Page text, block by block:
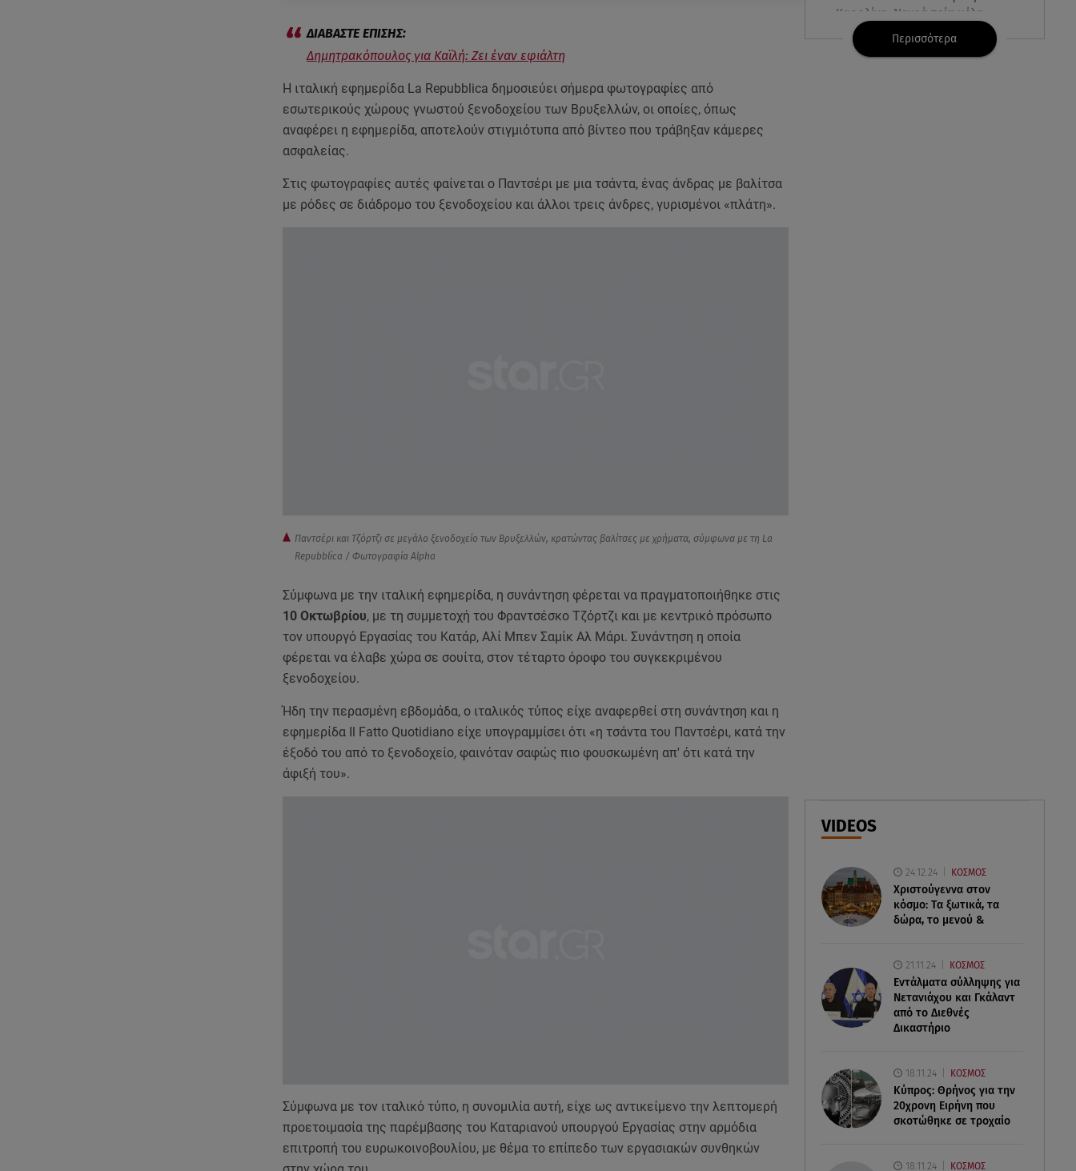
Καρολίνα: Νεκρά τρία μέλη
οικογένειας
05.08.26 , 20:39
Σύγκρουση ελικοπτέρων: Αυτός
είναι ο Έλληνας χειριστής που
05.08.26 , 20:36
Πόσο καιρό παίρνει σε ένα
δάσος να πρασινίσει ξανά μετά
Περισσότερα
VIDEOS
24.12.24 ΚΟΣΜΟΣ
Χριστούγεννα στον
κόσμο: Tα ξωτικά, τα
δώρα, το μενού &
21.11.24 ΚΟΣΜΟΣ
Εντάλματα σύλληψης για
Νετανιάχου και Γκάλαντ
από το Διεθνές
Δικαστήριο
18.11.24 ΚΟΣΜΟΣ
Κύπρος: Θρήνος για την
20χρονη Ειρήνη που
σκοτώθηκε σε τροχαίο
18.11.24 ΚΟΣΜΟΣ
Δημητρακόπουλος για Καϊλή: Ζει έναν εφιάλτη
Η ιταλική εφημερίδα La Repubblica δημοσιεύει σήμερα φωτογραφίες από
εσωτερικούς χώρους γνωστού ξενοδοχείου των Βρυξελλών, οι οποίες, όπως
αναφέρει η εφημερίδα, αποτελούν στιγμιότυπα από βίντεο που τράβηξαν κάμερες
ασφαλείας.
Στις φωτογραφίες αυτές φαίνεται ο Παντσέρι με μια τσάντα, ένας άνδρας με βαλίτσα
με ρόδες σε διάδρομο του ξενοδοχείου και άλλοι τρεις άνδρες, γυρισμένοι «πλάτη».
Παντσέρι και Τζόρτζι σε μεγάλο ξενοδοχείο των Βρυξελλών, κρατώντας βαλίτσες με χρήματα, σύμφωνα με τη La
Repubblica / Φωτογραφία Alpha
Σύμφωνα με την ιταλική εφημερίδα, η συνάντηση φέρεται να πραγματοποιήθηκε στις
10 Οκτωβρίου, με τη συμμετοχή του Φραντσέσκο Τζόρτζι και με κεντρικό πρόσωπο
τον υπουργό Εργασίας του Κατάρ, Αλί Μπεν Σαμίκ Αλ Μάρι. Συνάντηση η οποία
φέρεται να έλαβε χώρα σε σουίτα, στον τέταρτο όροφο του συγκεκριμένου
ξενοδοχείου.
Ήδη την περασμένη εβδομάδα, ο ιταλικός τύπος είχε αναφερθεί στη συνάντηση και η
εφημερίδα Il Fatto Quotidiano είχε υπογραμμίσει ότι «η τσάντα του Παντσέρι, κατά την
έξοδό του από το ξενοδοχείο, φαινόταν σαφώς πιο φουσκωμένη απ' ότι κατά την
άφιξή του».
Σύμφωνα με τον ιταλικό τύπο, η συνομιλία αυτή, είχε ως αντικείμενο την λεπτομερή
προετοιμασία της παρέμβασης του Καταριανού υπουργού Εργασίας στην αρμόδια
επιτροπή του ευρωκοινοβουλίου, με θέμα το επίπεδο των εργασιακών συνθηκών